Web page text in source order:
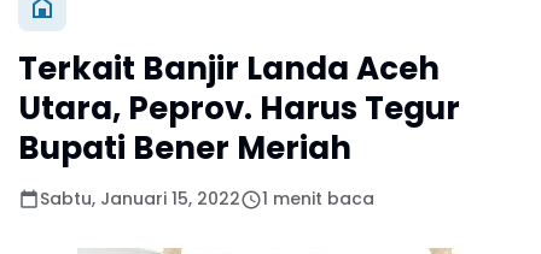
Terkait Banjir Landa Aceh
Utara, Peprov. Harus Tegur
Bupati Bener Meriah
Sabtu, Januari 15, 2022 1 menit baca